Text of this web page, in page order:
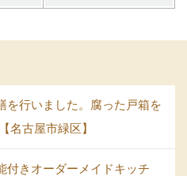
を行いました。腐った戸箱を
名古屋市緑区】
きオーダーメイドキッチ